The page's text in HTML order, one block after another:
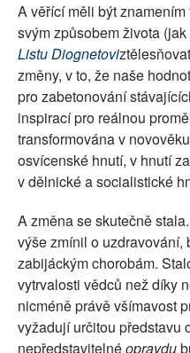
A věřící měli být
svým způsobem života
Listu Diognetovi
změny, v to, že naše
pro zabetonování
inspirací pro reálnou
transformována v
osvícenské hnutí, v hnutí
v dělnické a socialistické
A změna se skutečně
výše zmínil o uzdravování,
zabijáckým chorobám.
vytrvalosti vědců než díky
nicméně právě všímavost
vyžadují určitou představu
nepředstavitelnéopravdu